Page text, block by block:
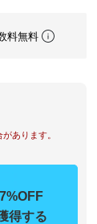
料無料
あります。
7%OFF
得する